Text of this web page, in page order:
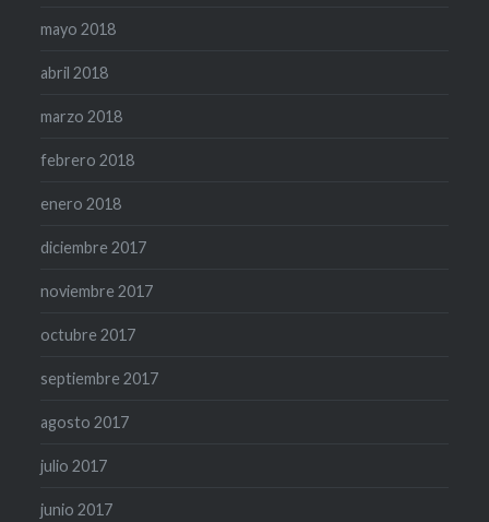
mayo 2018
abril 2018
marzo 2018
febrero 2018
enero 2018
diciembre 2017
noviembre 2017
octubre 2017
septiembre 2017
agosto 2017
julio 2017
junio 2017